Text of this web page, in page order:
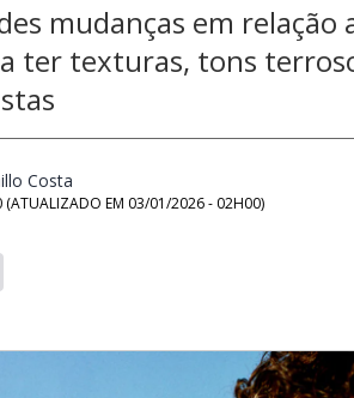
mudanças em
ter texturas, tons
Costa
(ATUALIZADO EM 03/01/2026 - 02H00)